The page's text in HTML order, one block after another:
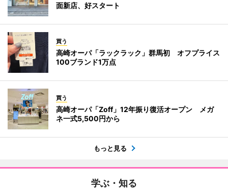
面新店、好スタート
買う
高崎オーパ「ラックラック」群馬初 オフプライス
100ブランド1万点
買う
高崎オーパ「Zoff」12年振り復活オープン メガ
ネ一式5,500円から
もっと見る
学ぶ・知る